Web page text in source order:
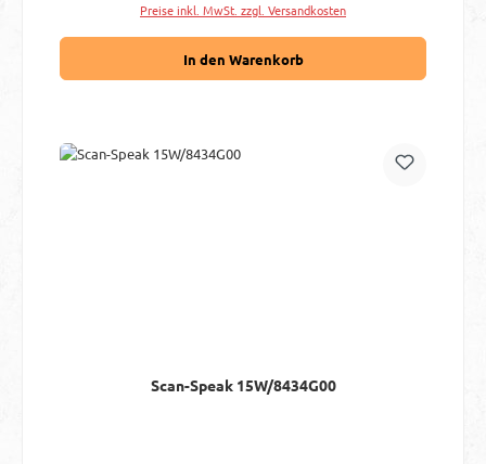
Preise inkl. MwSt. zzgl. Versandkosten
In den Warenkorb
Scan-Speak 15W/8434G00